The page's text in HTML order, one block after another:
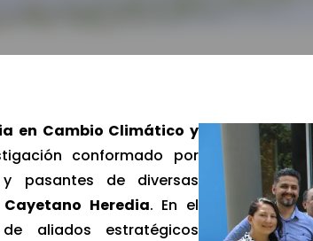
en Cambio Climático y
conformado por
y pasantes de diversas
Heredia. En el
aliados estratégicos